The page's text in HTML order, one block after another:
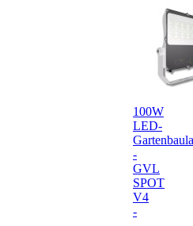
100W
LED-
-
GVL
SPOT
V4
-